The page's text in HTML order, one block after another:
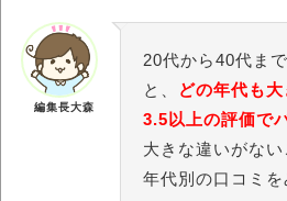
編集長大森
20代から40代ま
と、
どの年代も大
3.5以上の評価で
大きな違いがない
年代別の口コミを